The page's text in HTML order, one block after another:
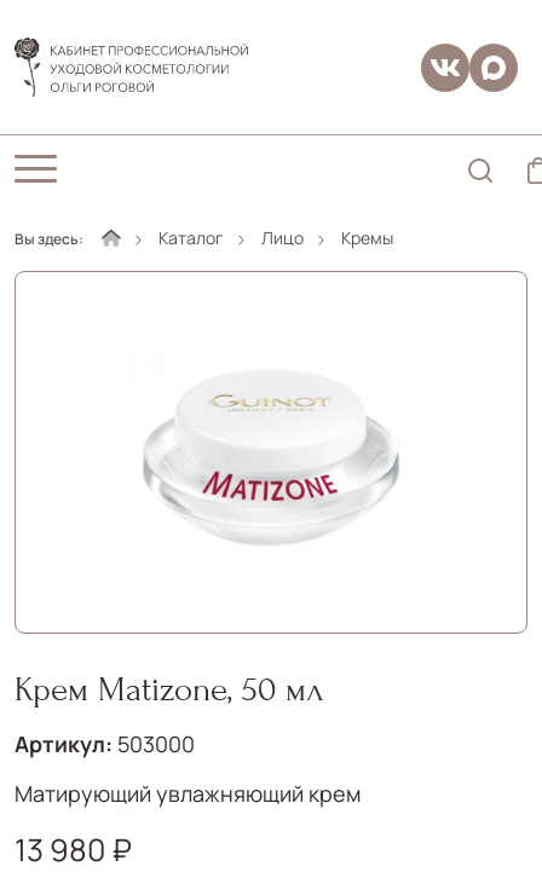
Вы здесь: Каталог Лицо Кремы
Крем Matizone, 50 мл
Артикул: 503000
Матирующий увлажняющий крем
13 980 ₽